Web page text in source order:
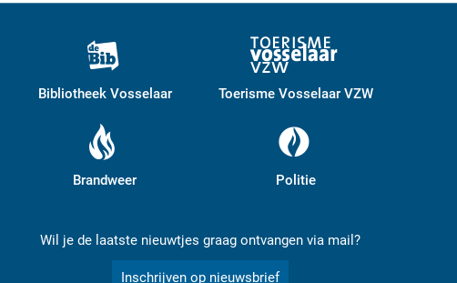
Bibliotheek Vosselaar Toerisme Vosselaar VZW
Brandweer Politie
Wil je de laatste nieuwtjes graag ontvangen via mail?
Inschrijven op nieuwsbrief